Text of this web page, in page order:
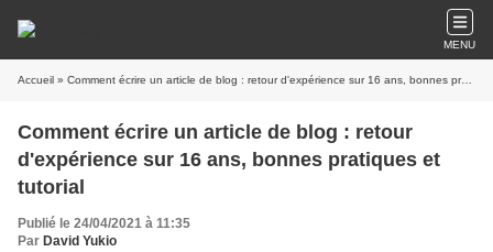
MENU
Accueil » Comment écrire un article de blog : retour d'expérience sur 16 ans, bonnes pratiques et tutorial
Comment écrire un article de blog : retour
d'expérience sur 16 ans, bonnes pratiques et
tutorial
Publié le 24/04/2021 à 11:35
Par David Yukio